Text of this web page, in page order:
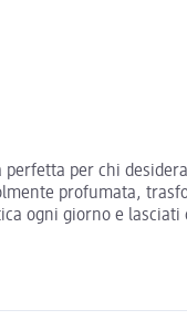
perfetta per chi
profumata,
ogni giorno e